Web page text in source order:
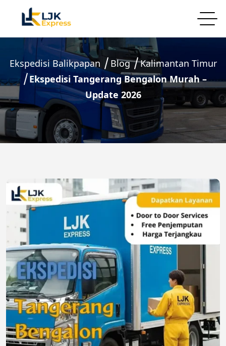
Ekspedisi Balikpapan Blog
Kalimantan Timur
Ekspedisi Tangerang Bengalon Murah –
Update 2026